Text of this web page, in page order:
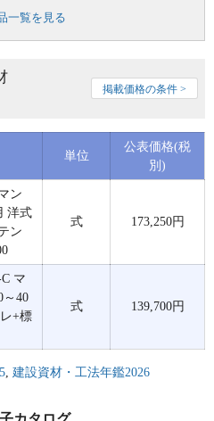
一覧を見る
掲載価格の条件 >
単位
公表価格(税
別)
ン
洋式
ン
式 173,250円
マ
～40
+標
式 139,700円
建設資材・工法年鑑2026